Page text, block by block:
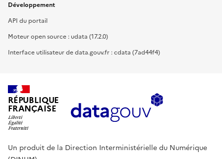
Développement
API du portail
Moteur open source : udata (17.2.0)
Interface utilisateur de data.gouv.fr : cdata (7ad44f4)
RÉPUBLIQUE
FRANÇAISE
Un produit de la Direction Interministérielle du Numérique